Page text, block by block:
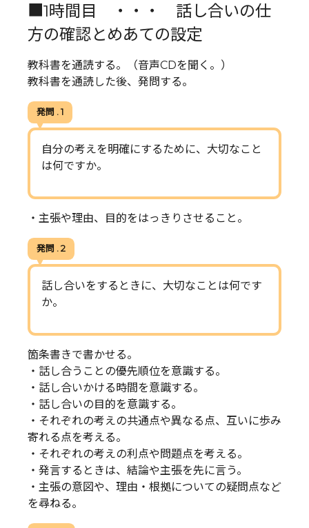
■1時間目 ・・・ 話し合いの仕
方の確認とめあての設定
教科書を通読する。（音声CDを聞く。）
教科書を通読した後、発問する。
発問 . 1
自分の考えを明確にするために、大切なこと
は何ですか。
・主張や理由、目的をはっきりさせること。
発問 . 2
話し合いをするときに、大切なことは何です
か。
箇条書きで書かせる。
・話し合うことの優先順位を意識する。
・話し合いかける時間を意識する。
・話し合いの目的を意識する。
・それぞれの考えの共通点や異なる点、互いに歩み
寄れる点を考える。
・それぞれの考えの利点や問題点を考える。
・発言するときは、結論や主張を先に言う。
・主張の意図や、理由・根拠についての疑問点など
を尋ねる。